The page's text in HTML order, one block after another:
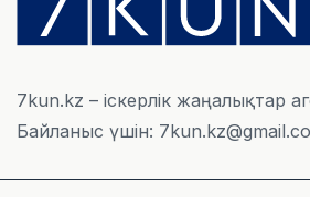
алынатын салық туралы
берді
«Бәйтерек» холдингінің
7kun.kz – іскерлік жаңалықтар
Байланыс үшін: